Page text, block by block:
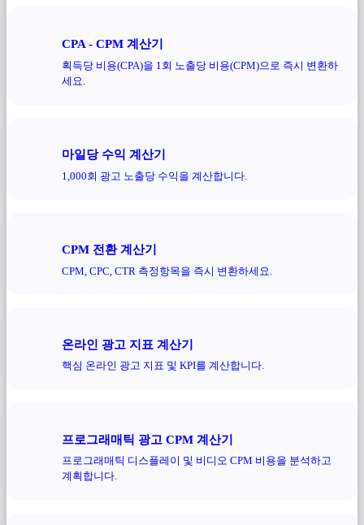
CPA - CPM 계산기
획득당 비용(CPA)을 1회 노출당 비용(CPM)으로 즉시 변환하
세요.
마일당 수익 계산기
1,000회 광고 노출당 수익을 계산합니다.
CPM 전환 계산기
CPM, CPC, CTR 측정항목을 즉시 변환하세요.
온라인 광고 지표 계산기
핵심 온라인 광고 지표 및 KPI를 계산합니다.
프로그래매틱 광고 CPM 계산기
프로그래매틱 디스플레이 및 비디오 CPM 비용을 분석하고
계획합니다.